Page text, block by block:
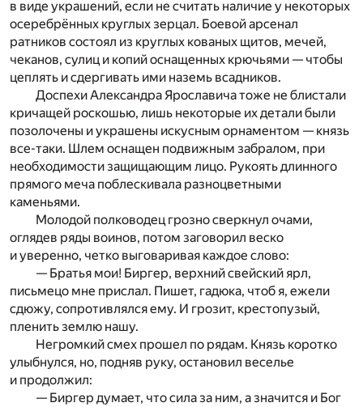
в виде украшений, если не считать наличие у некоторых
осеребрённых круглых зерцал. Боевой арсенал
ратников состоял из круглых кованых щитов, мечей,
чеканов, сулиц и копий оснащенных крючьями — чтобы
цеплять и сдергивать ими наземь всадников.
Доспехи Александра Ярославича тоже не блистали
кричащей роскошью, лишь некоторые их детали были
позолочены и украшены искусным орнаментом — князь
все-таки. Шлем оснащен подвижным забралом, при
необходимости защищающим лицо. Рукоять длинного
прямого меча поблескивала разноцветными
каменьями.
Молодой полководец грозно сверкнул очами,
оглядев ряды воинов, потом заговорил веско
и уверенно, четко выговаривая каждое слово:
— Братья мои! Биргер, верхний свейский ярл,
письмецо мне прислал. Пишет, гадюка, чтоб я, ежели
сдюжу, сопротивлялся ему. И грозит, крестопузый,
пленить землю нашу.
Негромкий смех прошел по рядам. Князь коротко
улыбнулся, но, подняв руку, остановил веселье
и продолжил:
— Биргер думает, что сила за ним, а значится и Бог